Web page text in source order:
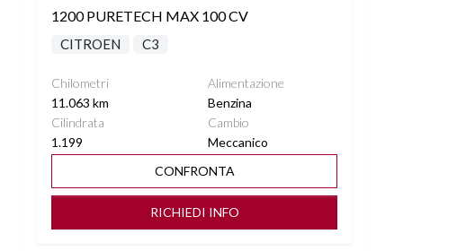
1200 PURETECH MAX 100 CV
CITROEN C3
Chilometri
11.063 km
Alimentazione
Benzina
Cilindrata
1.199
Cambio
Meccanico
CONFRONTA
RICHIEDI INFO